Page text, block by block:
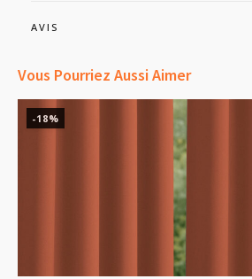
AVIS
Vous Pourriez Aussi Aimer
-18%